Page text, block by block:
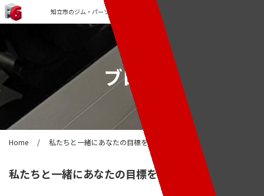
知立市のジム・パーソナルトレーニングなら「FORCE GYM」
ブログ
Home / 私たちと一緒にあなたの目標を達成しよう!
私たちと一緒にあなたの目標を達成しよう!